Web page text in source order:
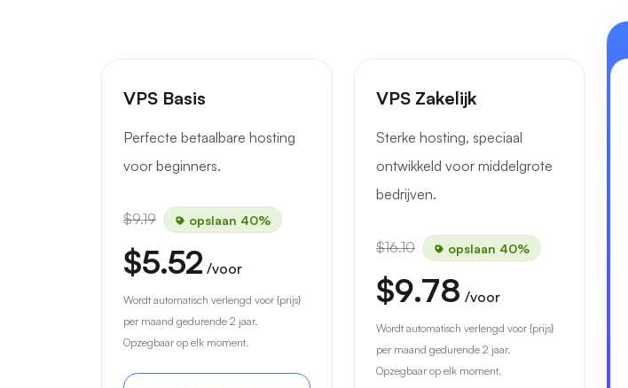
VPS Basis
Perfecte betaalbare hosting
voor beginners.
$9.19 opslaan 40%
$5.52 /voor
Wordt automatisch verlengd voor {prijs}
per maand gedurende 2 jaar.
Opzegbaar op elk moment.
VPS Zakelijk
Sterke hosting, speciaal
ontwikkeld voor middelgrote
bedrijven.
$16.10 opslaan 40%
$9.78 /voor
Wordt automatisch verlengd voor {prijs}
per maand gedurende 2 jaar.
Opzegbaar op elk moment.